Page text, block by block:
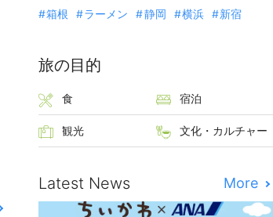
箱根
ラーメン 静岡 横浜 新宿
旅の目的
食 宿泊
観光 文化・カルチャー
Latest News More